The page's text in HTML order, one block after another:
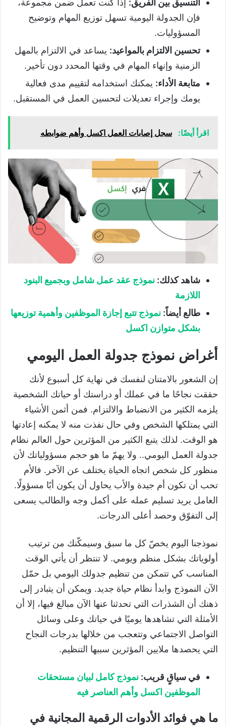
التنسيق بين الفريق: إذا كنت تعمل ضمن مجموعة،
فإن الجدولة اليومية تسهل توزيع المهام وتوضيح
المسؤوليات.
تحسين الالتزام بالمواعيد: يساعد في الالتزام بالمهل
الزمنية وإنهاء المهام في وقتها المحدد دون تأخير.
متابعة الأداء: يمكنك استخدامه لتقييم مدى فعالية
يومك وإجراء تعديلات لتحسين العمل في المستقبل.
اقرأ أيضًا: سجل إصابات العمل اكسل وأهم ضوابطه
شاهد كذلك: نموذج عقد عمل شامل وبجميع البنود
اللازمة
طالع أيضاً: نموذج تتبع إجازة الموظفين وأهمية توزيعها
بشكل متوازن اكسل
أغراض نموذج جدولة العمل اليومي
إن الشعور بالامتنان لنفسك في نهاية كل أسبوع لأنك
حققت نجاحًا ما في عملك أو دراستك أو حياتك الشخصية
يلزمه الكثير من الانضباط والالتزام. فمن أثمن الأشياء
التي يمتلكها الشخص وفي حال نفذت منه لا يمكنه إعادتها
هو الوقت. لذلك يتبع الكثير من المؤثرين حول العالم نظام
جدولة العمل اليومي.. ولا يهمّ ما هو حجم مسؤولياتك لأن
منظور كل شخص اتجاه الحياة يختلف عن الآخر. فالأم
تحب أن تكون أم جيدة والأب يحاول أن يكون أبًا مسؤولًا.
العامل يريد تسليم عمله على أكمل وجه والطالب يسعى
إلى التفوّق وحصد أعلى الدرجات.
نموذجنا اليوم يخصّ كل ما سبق وسيمكّنك من ترتيب
أولوياتك بشكل منظم ويومي. لا تنتظر أن يأتي الوقت
المناسب كي تتمكن من تنظيم جدولك اليومي بل حمّل
الآن النموذج وابدأ نظام حياة جديد. ويمكن أن يتبادر إلى
ذهنك أن الشذرات التي تحدثنا عنها الآن مبالغ فيها، إلا أن
الأمثلة التي تشاهدها يوميًا في حياتك وعلى وسائل
التواصل الاجتماعي وتتعجب من خلالها بدرجات النجاح
التي يحصدها ملايين المؤثرين سببها التنظيم.
في سياقٍ قريب: نموذج كامل لبيان مستحقات
الموظفين اكسل وأهم العناصر فيه
ما هي فوائد الأدوات الرقمية المجانية في